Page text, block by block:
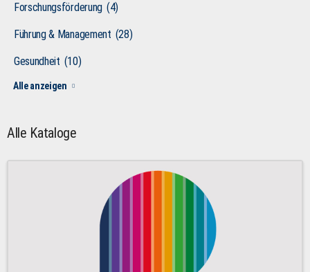
Forschungsförderung (4)
Führung & Management (28)
Gesundheit (10)
Alle anzeigen
Alle Kataloge